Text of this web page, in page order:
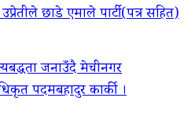
छाडे एमाले पार्टी(पत्र सहित)
जनाउँदै मेचीनगर
पदमबहादुर कार्की ।